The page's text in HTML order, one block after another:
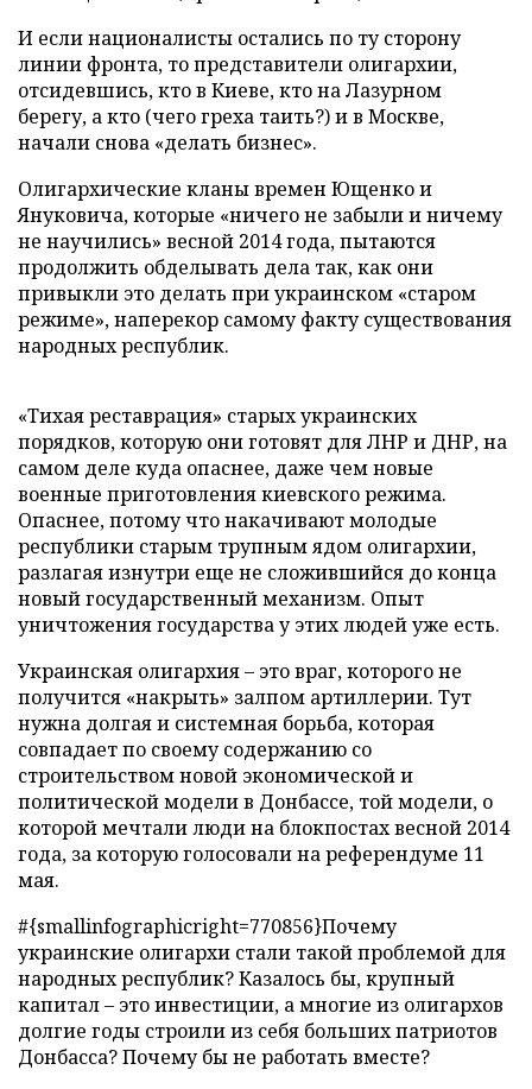
И если националисты остались по ту сторону
линии фронта, то представители олигархии,
отсидевшись, кто в Киеве, кто на Лазурном
берегу, а кто (чего греха таить?) и в Москве,
начали снова «делать бизнес».
Олигархические кланы времен Ющенко и
Януковича, которые «ничего не забыли и ничему
не научились» весной 2014 года, пытаются
продолжить обделывать дела так, как они
привыкли это делать при украинском «старом
режиме», наперекор самому факту существования
народных республик.
«Тихая реставрация» старых украинских
порядков, которую они готовят для ЛНР и ДНР, на
самом деле куда опаснее, даже чем новые
военные приготовления киевского режима.
Опаснее, потому что накачивают молодые
республики старым трупным ядом олигархии,
разлагая изнутри еще не сложившийся до конца
новый государственный механизм. Опыт
уничтожения государства у этих людей уже есть.
Украинская олигархия – это враг, которого не
получится «накрыть» залпом артиллерии. Тут
нужна долгая и системная борьба, которая
совпадает по своему содержанию со
строительством новой экономической и
политической модели в Донбассе, той модели, о
которой мечтали люди на блокпостах весной 2014
года, за которую голосовали на референдуме 11
мая.
#{smallinfographicright=770856}Почему
украинские олигархи стали такой проблемой для
народных республик? Казалось бы, крупный
капитал – это инвестиции, а многие из олигархов
долгие годы строили из себя больших патриотов
Донбасса? Почему бы не работать вместе?